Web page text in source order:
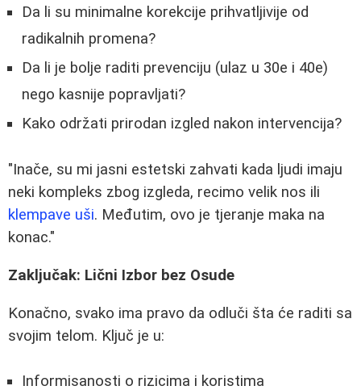
Da li su minimalne korekcije prihvatljivije od
radikalnih promena?
Da li je bolje raditi prevenciju (ulaz u 30e i 40e)
nego kasnije popravljati?
Kako održati prirodan izgled nakon intervencija?
"Inače, su mi jasni estetski zahvati kada ljudi imaju
neki kompleks zbog izgleda, recimo velik nos ili
klempave uši. Međutim, ovo je tjeranje maka na
konac."
Zaključak: Lični Izbor bez Osude
Konačno, svako ima pravo da odluči šta će raditi sa
svojim telom. Ključ je u:
Informisanosti o rizicima i koristima